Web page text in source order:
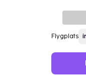
Flygplats